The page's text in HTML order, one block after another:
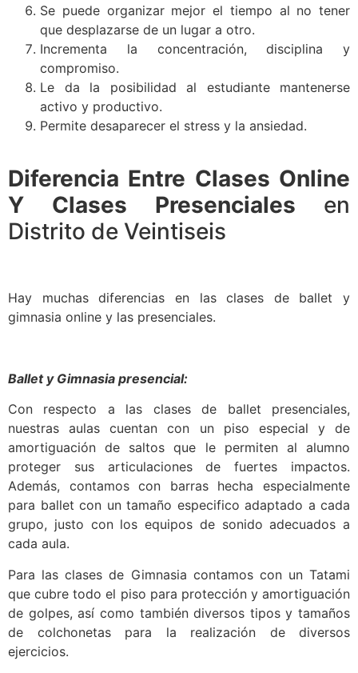
Se puede organizar mejor el tiempo al no tener
que desplazarse de un lugar a otro.
Incrementa la concentración, disciplina y
compromiso.
Le da la posibilidad al estudiante mantenerse
activo y productivo.
Permite desaparecer el stress y la ansiedad.
Diferencia Entre Clases Online
Y Clases Presenciales en
Distrito de Veintiseis
Hay muchas diferencias en las clases de ballet y
gimnasia online y las presenciales.
Ballet y Gimnasia presencial:
Con respecto a las clases de ballet presenciales,
nuestras aulas cuentan con un piso especial y de
amortiguación de saltos que le permiten al alumno
proteger sus articulaciones de fuertes impactos.
Además, contamos con barras hecha especialmente
para ballet con un tamaño especifico adaptado a cada
grupo, justo con los equipos de sonido adecuados a
cada aula.
Para las clases de Gimnasia contamos con un Tatami
que cubre todo el piso para protección y amortiguación
de golpes, así como también diversos tipos y tamaños
de colchonetas para la realización de diversos
ejercicios.